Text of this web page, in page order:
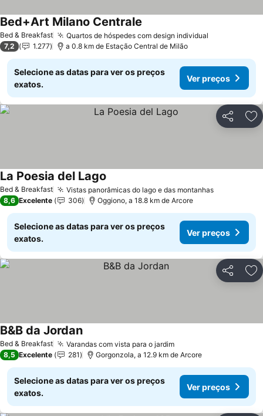
Bed & Breakfast Quartos de hóspedes com design individual
Bed+Art Milano Centrale
7,2 1.277 a 0.8 km de Estação Central de Milão
Selecione as datas para ver os preços
exatos.
Ver preços
Partilhar
Bed & Breakfast Vistas panorâmicas do lago e das montanhasVer preços
La Poesia del Lago
8,6 Excelente 306 Oggiono, a 18.8 km de Arcore
Selecione as datas para ver os preços
exatos.
Ver preços
Partilhar
Bed & Breakfast Varandas com vista para o jardimVer preços
B&B da JordanVer preços
8,5 Excelente 281 Gorgonzola, a 12.9 km de Arcore
Selecione as datas para ver os preços
exatos.
Ver preços